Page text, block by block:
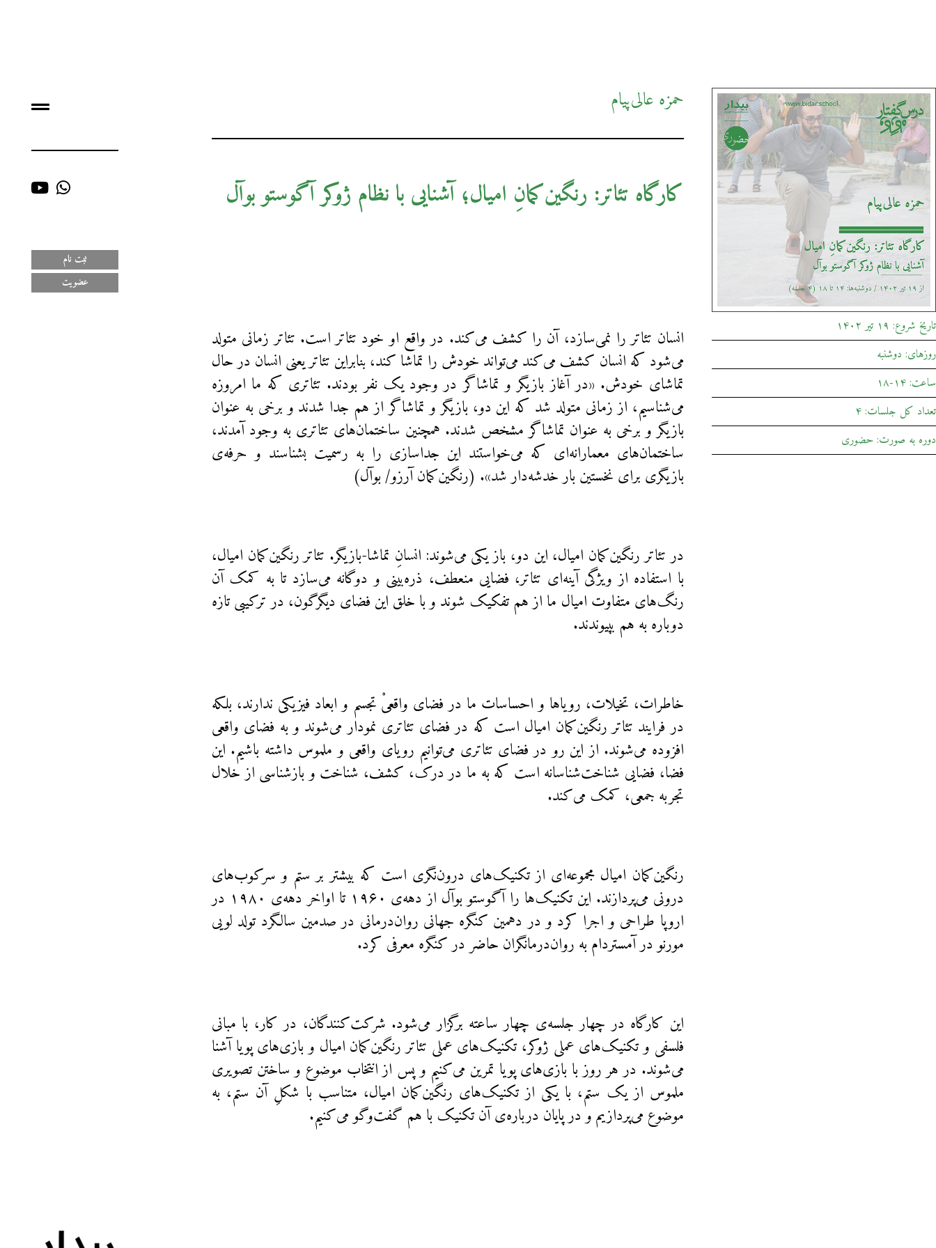
حمزه عالی‌پیام
کارگاه تئاتر: رنگین‌کمانِ امیال؛ آشنایی با نظام ژوکر آگوستو بوآل
تاریخ شروع: ۱۹ تیر ۱۴۰۲
روزهای: دوشنبه
ساعت: ۱۴-۱۸
تعداد کل جلسات: ۴
دوره به صورت: حضوری
انسان تئاتر را نمی‌سازد، آن را کشف می‌کند. در واقع او خود تئاتر است. تئاتر زمانی متولد
می‌شود که انسان کشف می‌کند می‌تواند خودش را تماشا کند، بنابراین تئاتر یعنی انسان در حال
تماشای خودش. «در آغاز بازیگر و تماشاگر در وجود یک نفر بودند. تئاتری که ما امروزه
می‌شناسیم، از زمانی متولد شد که این دو، بازیگر و تماشاگر از هم جدا شدند و برخی به عنوان
بازیگر و برخی به عنوان تماشاگر مشخص شدند. همچنین ساختمان‌های تئاتری به وجود آمدند،
ساختمان‌های معمارانه‌ای که می‌خواستند این جداسازی را به رسمیت بشناسند و حرفه‌ی
بازیگری برای نخستین بار خدشه‌دار شد». (رنگین‌کمان آرزو/ بوآل)
در تئاتر رنگین‌کمان امیال، این دو، باز یکی می‌شوند: انسانِ تماشا-بازیگر. تئاتر رنگین‌کمان امیال،
با استفاده از ویژگی آینه‌ای تئاتر، فضایی منعطف، ذره‌بینی و دوگانه می‌سازد تا به کمک آن
رنگ‌های متفاوت امیال ما از هم تفکیک شوند و با خلق این فضای دیگرگون، در ترکیبی تازه
دوباره به هم بپیوندند.
خاطرات، تخیلات، رویاها و احساسات ما در فضای واقعیْ تجسم و ابعاد فیزیکی ندارند، بلکه
در فرایند تئاتر رنگین‌کمان امیال است که در فضای تئاتری نمودار می‌شوند و به فضای واقعی
افزوده می‌شوند. از این رو در فضای تئاتری می‌توانیم رویای واقعی و ملموس داشته باشیم. این
فضا، فضایی شناخت‌شناسانه است که به ما در درک، کشف، شناخت و بازشناسی از خلال
تجربه جمعی، کمک می‌کند.
رنگین‌کمان امیال مجموعه‌ای از تکنیک‌های درون‌نگری است که بیشتر بر ستم و سرکوب‌های
درونی می‌پردازند. این تکنیک‌ها را آگوستو بوآل از دهه‌ی ۱۹۶۰ تا اواخر دهه‌ی ۱۹۸۰ در
اروپا طراحی و اجرا کرد و در دهمین کنگره جهانی روان‌درمانی در صدمین سالگرد تولد لویی
مورنو در آمستردام به روان‌درمانگران حاضر در کنگره معرفی کرد.
این کارگاه در چهار جلسه‌ی چهار ساعته‌ برگزار می‌شود. شرکت‌کنندگان، در کار، با مبانی
فلسفی و تکنیک‌های عملی ژوکر، تکنیک‌های عملی تئاتر رنگین‌کمان امیال و بازی‌های پویا آشنا
می‌شوند. در هر روز با بازی‌های پویا تمرین می‌کنیم و پس از انتخاب موضوع و ساختن تصویری
ملموس از یک ستم، با یکی از تکنیک‌های رنگین‌کمان امیال، متناسب با شکلِ آن ستم، به
موضوع می‌پردازیم و در پایان درباره‌ی آن تکنیک با هم گفت‌وگو می‌کنیم.
ثبت نام
عضویت